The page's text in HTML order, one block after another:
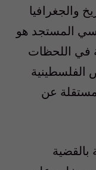
والجغرافيا
المستجد هو
في اللحظات
الفلسطينية
مستقلة عن
بالقضية